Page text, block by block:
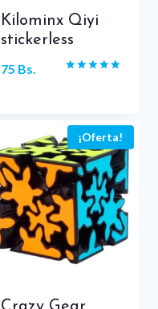
Kilominx Qiyi
stickerless
75 Bs.
¡Oferta!